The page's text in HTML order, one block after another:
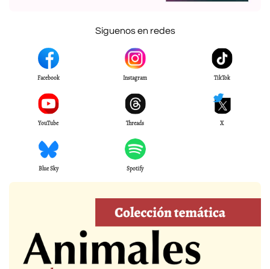
Síguenos en redes
Facebook Instagram TikTok
YouTube Threads X
Blue Sky Spotify